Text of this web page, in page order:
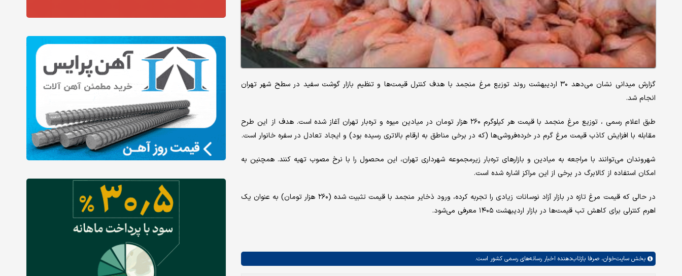
گزارش میدانی نشان می‌دهد ۳۰ اردیبهشت روند توزیع مرغ منجمد با هدف کنترل قیمت‌ها و تنظیم بازار گوشت سفید در سطح شهر تهران
انجام شد.
طبق اعلام رسمی ، توزیع مرغ منجمد با قیمت هر کیلوگرم ۲۶۰ هزار تومان در میادین میوه و تره‌بار تهران آغاز شده است. هدف از این طرح
مقابله با افزایش کاذب قیمت مرغ گرم در خرده‌فروشی‌ها (که در برخی مناطق به ارقام بالاتری رسیده بود) و ایجاد تعادل در سفره خانوار است.
شهروندان می‌توانند با مراجعه به میادین و بازارهای تره‌بار زیرمجموعه شهرداری تهران، این محصول را با نرخ مصوب تهیه کنند. همچنین به
امکان استفاده از کالابرگ در برخی از این مراکز اشاره شده است.
در حالی که قیمت مرغ تازه در بازار آزاد نوسانات زیادی را تجربه کرده، ورود ذخایر منجمد با قیمت تثبیت شده (۲۶۰ هزار تومان) به عنوان یک
اهرم کنترلی برای کاهش تب قیمت‌ها در بازار اردیبهشت ۱۴۰۵ معرفی می‌شود.
بخش سایت‌خوان، صرفا بازتاب‌دهنده اخبار رسانه‌های رسمی کشور است.